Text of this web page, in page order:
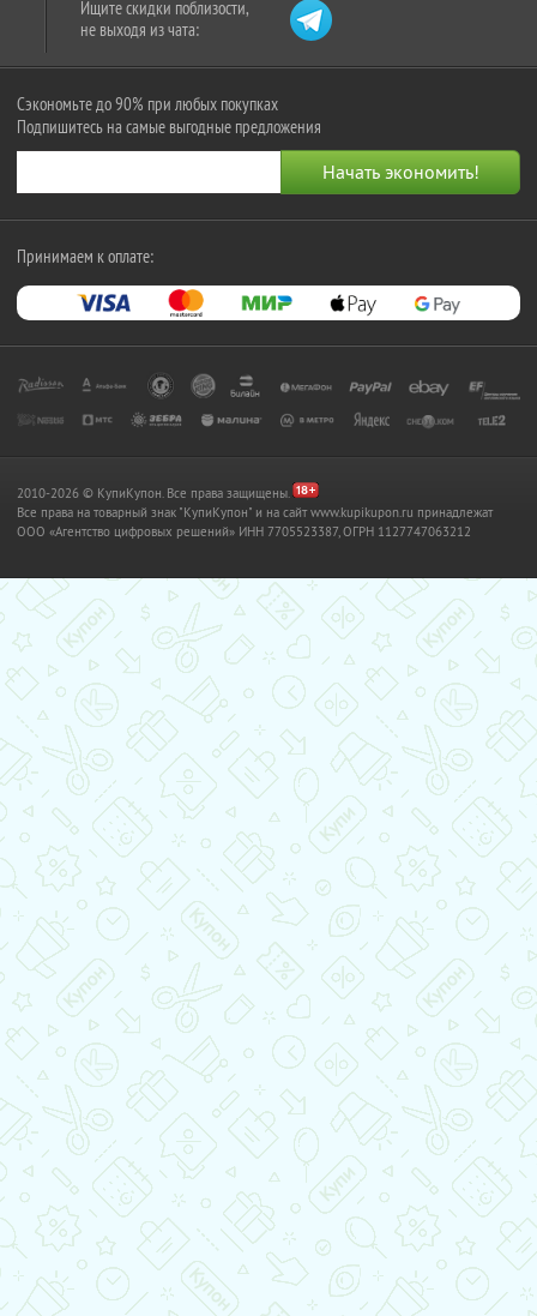
Ищите скидки поблизости,
не выходя из чата:
Сэкономьте до 90% при любых покупках
Подпишитесь на самые выгодные предложения
Принимаем к оплате:
2010-2026 © КупиКупон. Все права защищены.
Все права на товарный знак "КупиКупон" и на сайт www.kupikupon.ru принадлежат
OOO «Агентство цифровых решений» ИНН 7705523387, ОГРН 1127747063212